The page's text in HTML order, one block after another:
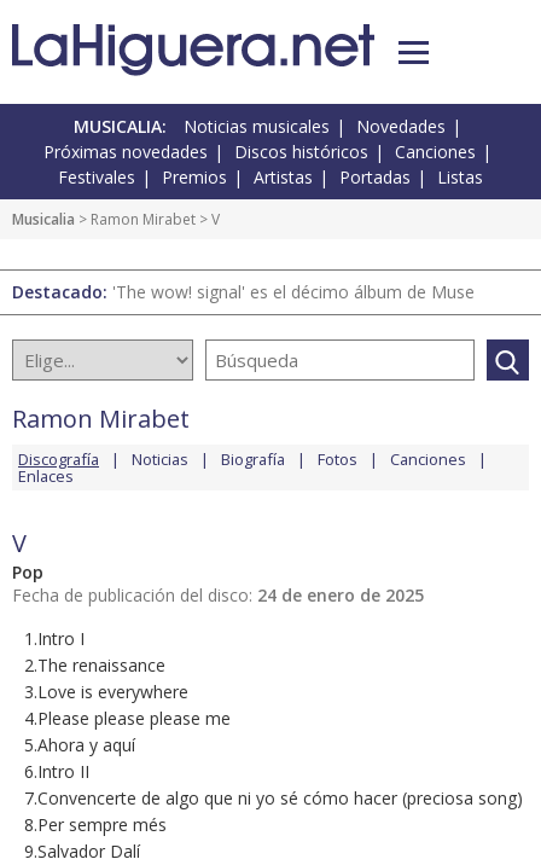
MUSICALIA: Noticias musicales
Novedades
Próximas novedades
Discos históricos
Canciones
Festivales
Premios Artistas Portadas Listas
Musicalia > Ramon Mirabet > V
Destacado: 'The wow! signal' es el décimo álbum de Muse
Ramon Mirabet
Discografía Noticias Biografía Fotos Canciones
Enlaces
V
Pop
Fecha de publicación del disco: 24 de enero de 2025
1.Intro I
2.The renaissance
3.Love is everywhere
4.Please please please me
5.Ahora y aquí
6.Intro II
7.Convencerte de algo que ni yo sé cómo hacer (preciosa song)
8.Per sempre més
9.Salvador Dalí